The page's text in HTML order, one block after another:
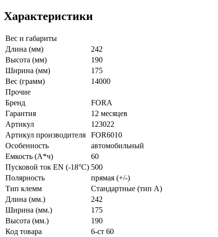
Характеристики
Вес и габариты
Длина (мм)
242
Высота (мм)
190
Ширина (мм)
175
Вес (грамм)
14000
Прочие
Бренд
FORA
Гарантия
12 месяцев
Артикул
123022
Артикул производителя
FOR6010
Особенность
автомобильный
Емкость (А*ч)
60
Пусковой ток EN (-18°C) 500
Полярность
прямая (+/-)
Тип клемм
Стандартные (тип А)
Длина (мм.)
242
Ширина (мм.)
175
Высота (мм.)
190
Код товара
6-ст 60